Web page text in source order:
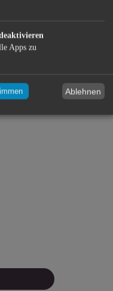
Apps zu
Ablehnen